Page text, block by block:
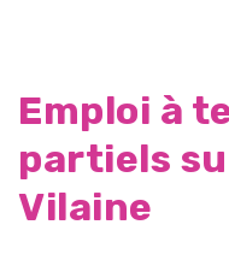
Emploi à
partiels
Vilaine